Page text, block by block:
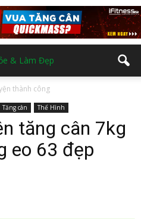
thành công
Tăng cân Thể Hình
tăng cân 7kg
eo 63 đẹp